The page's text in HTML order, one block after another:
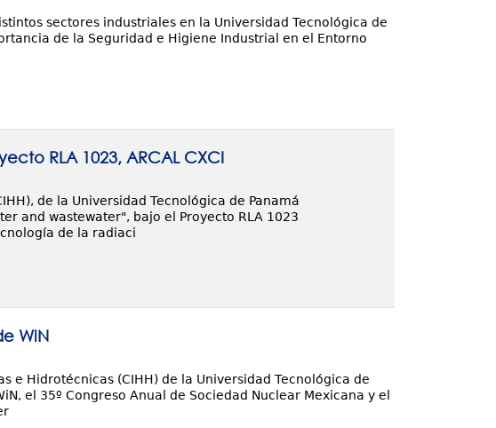
sectores industriales en la Universidad Tecnológica de
de la Seguridad e Higiene Industrial en el Entorno
RLA 1023, ARCAL CXCI
de la Universidad Tecnológica de Panamá
and wastewater", bajo el Proyecto RLA 1023
de la radiaci
WiN
e Hidrotécnicas (CIHH) de la Universidad Tecnológica de
el 35º Congreso Anual de Sociedad Nuclear Mexicana y el